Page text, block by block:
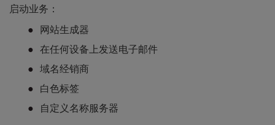
启动业务：
网站生成器
在任何设备上发送电子邮件
域名经销商
白色标签
自定义名称服务器